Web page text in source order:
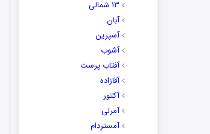
۱۳ شمالی
آبان
آسپرین
آشوب
آفتاب پرست
آقازاده
آکتور
آمرلی
آمستردام